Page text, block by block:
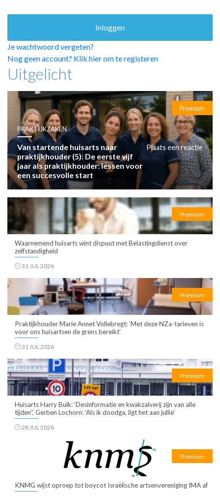
PRAKTIJKZAKEN
TARIEVEN
VPHUISARTSEN
MEDISCHE VAKHANDEL
INLOGGEN
REGISTRATIE
Je wachtwoord vergeten?
Nog geen account? Klik hier om te registeren
Uitgelicht
Premium
PRAKTIJKZAKEN
Van startende huisarts naar
praktijkhouder (5): De eerste vijf
jaar als praktijkhouder: lessen voor
een succesvolle start
Plaats een reactie
Premium
Waarnemend huisarts wint dispuut met Belastingdienst over
zelfstandigheid
31 JUL 2026
Premium
Praktijkhouder Marie Annet Vollebregt: ‘Met deze NZa-tarieven is
voor ons huisartsen de grens bereikt’
31 JUL 2026
Premium
Huisarts Harry Bulk: ‘Desinformatie en kwakzalverij zijn van alle
tijden”, Gerben Lochorn: ‘Als ik doodga, ligt het aan jullie’
28 JUL 2026
Premium
KNMG wijst oproep tot boycot Israëlische artsenvereniging IMA af